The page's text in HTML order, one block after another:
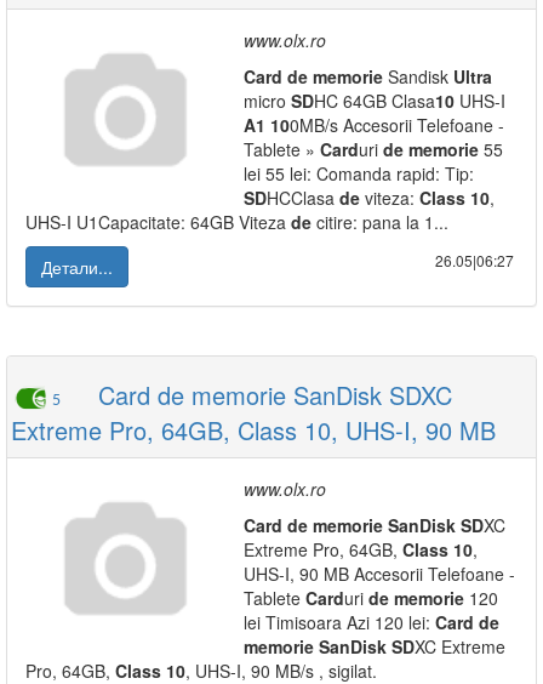
www.olx.ro
Card de memorie Sandisk Ultra
micro SDHC 64GB Clasa10 UHS-I
A1 100MB/s Accesorii Telefoane -
Tablete » Carduri de memorie 55
lei 55 lei: Comanda rapid: Tip:
SDHCClasa de viteza: Class 10,
UHS-I U1Capacitate: 64GB Viteza de citire: pana la 1...
Детали...
26.05|06:27
5
Card de memorie SanDisk SDXC
Extreme Pro, 64GB, Class 10, UHS-I, 90 MB
www.olx.ro
Card de memorie SanDisk SDXC
Extreme Pro, 64GB, Class 10,
UHS-I, 90 MB Accesorii Telefoane -
Tablete Carduri de memorie 120
lei Timisoara Azi 120 lei: Card de
memorie SanDisk SDXC Extreme
Pro, 64GB, Class 10, UHS-I, 90 MB/s , sigilat.